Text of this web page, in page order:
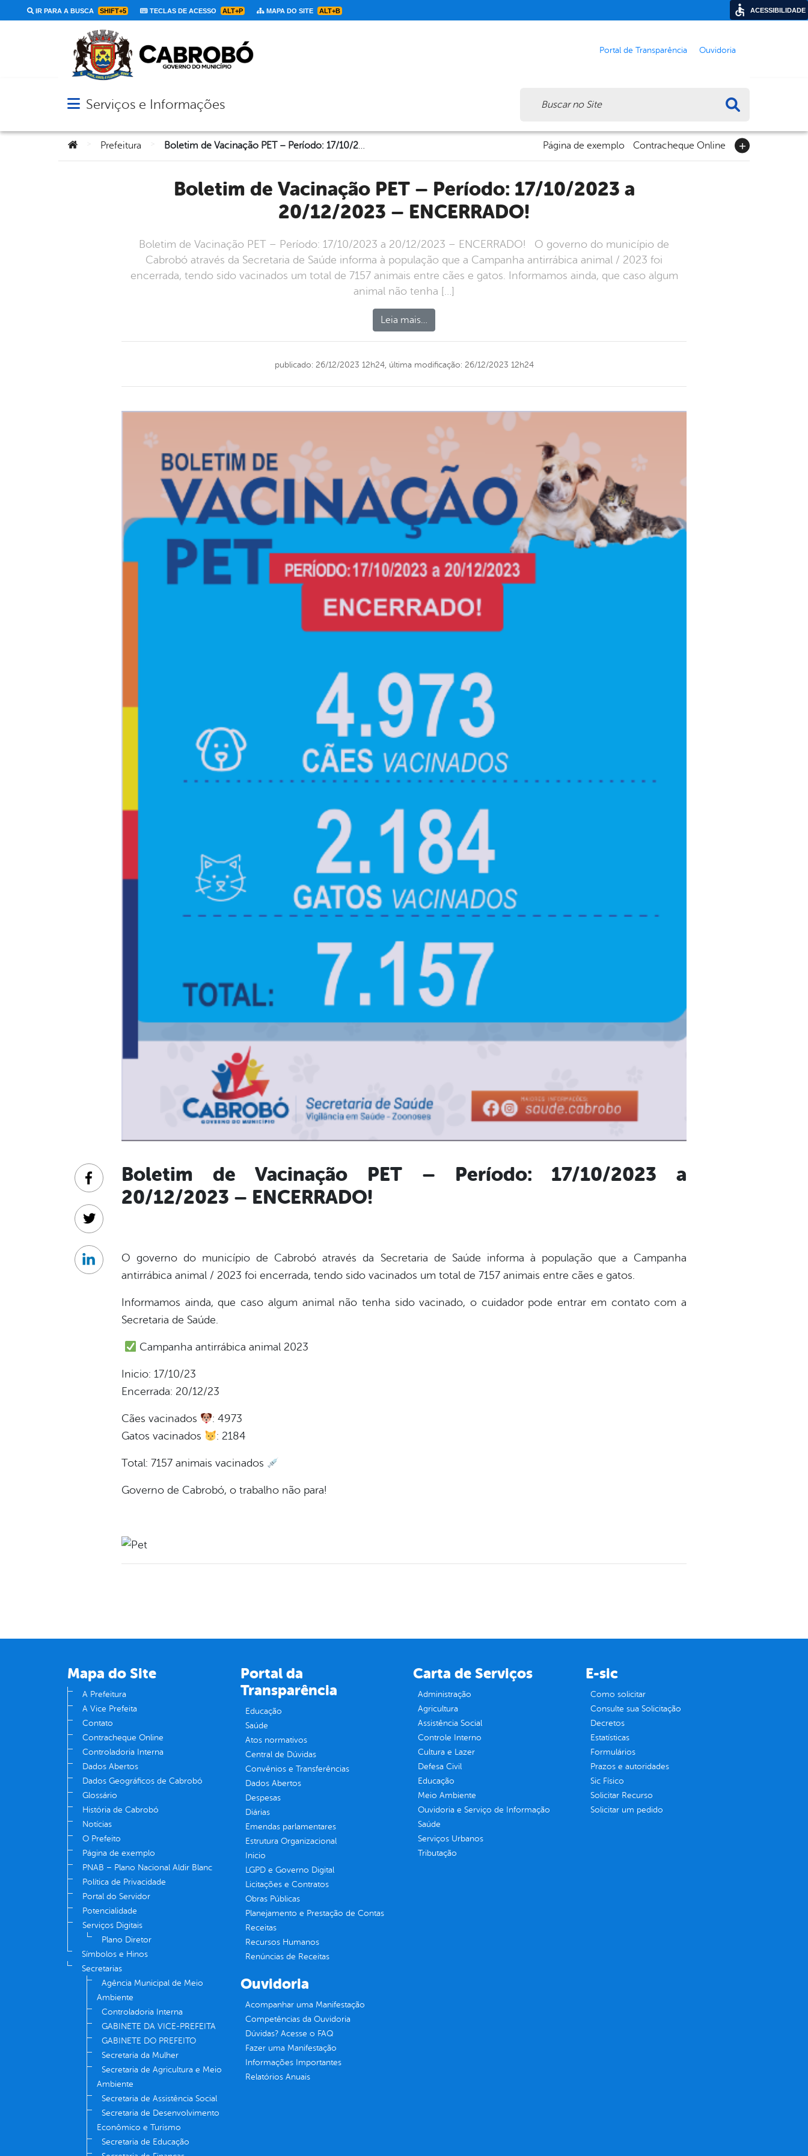
IR PARA A BUSCA SHIFT+5 TECLAS DE ACESSO ALT+P MAPA DO SITE ALT+B
Portal de Transparência Ouvidoria
Abrir menu principal de navegação
Serviços e Informações
Você está aqui:
Prefeitura Boletim de Vacinação PET – Período: 17/10/2023 a 20/12/2023 – ENCERRADO! Página de exemplo Contracheque Online
Boletim de Vacinação PET – Período: 17/10/2023 a
20/12/2023 – ENCERRADO!
Boletim de Vacinação PET – Período: 17/10/2023 a 20/12/2023 – ENCERRADO! O governo do município de
Cabrobó através da Secretaria de Saúde informa à população que a Campanha antirrábica animal / 2023 foi
encerrada, tendo sido vacinados um total de 7157 animais entre cães e gatos. Informamos ainda, que caso algum
animal não tenha […]
Leia mais…
publicado: 26/12/2023 12h24, última modificação: 26/12/2023 12h24
Boletim de Vacinação PET – Período: 17/10/2023 a
20/12/2023 – ENCERRADO!
O governo do município de Cabrobó através da Secretaria de Saúde informa à população que a Campanha
antirrábica animal / 2023 foi encerrada, tendo sido vacinados um total de 7157 animais entre cães e gatos.
Informamos ainda, que caso algum animal não tenha sido vacinado, o cuidador pode entrar em contato com a
Secretaria de Saúde.
Campanha antirrábica animal 2023
Inicio: 17/10/23
Encerrada: 20/12/23
Cães vacinados
: 4973
Gatos vacinados
: 2184
Total: 7157 animais vacinados
Governo de Cabrobó, o trabalho não para!
Facebook
Twitter
Linkedin
Mapa do Site
A Prefeitura
A Vice Prefeita
Contato
Contracheque Online
Controladoria Interna
Dados Abertos
Dados Geográficos de Cabrobó
Glossário
História de Cabrobó
Notícias
O Prefeito
Página de exemplo
PNAB – Plano Nacional Aldir Blanc
Política de Privacidade
Portal do Servidor
Potencialidade
Serviços Digitais
Plano Diretor
Símbolos e Hinos
Secretarias
Agência Municipal de Meio
Ambiente
Controladoria Interna
GABINETE DA VICE-PREFEITA
GABINETE DO PREFEITO
Secretaria da Mulher
Secretaria de Agricultura e Meio
Ambiente
Secretaria de Assistência Social
Secretaria de Desenvolvimento
Econômico e Turismo
Secretaria de Educação
Portal da
Transparência
Educação
Saúde
Atos normativos
Central de Dúvidas
Convênios e Transferências
Dados Abertos
Despesas
Diárias
Emendas parlamentares
Estrutura Organizacional
Inicio
LGPD e Governo Digital
Licitações e Contratos
Obras Públicas
Planejamento e Prestação de Contas
Receitas
Recursos Humanos
Renúncias de Receitas
Carta de Serviços
Administração
Agricultura
Assistência Social
Controle Interno
Cultura e Lazer
Defesa Civil
Educação
Meio Ambiente
Ouvidoria e Serviço de Informação
Saúde
Serviços Urbanos
Tributação
E-sic
Como solicitar
Consulte sua Solicitação
Decretos
Estatísticas
Formulários
Prazos e autoridades
Sic Físico
Solicitar Recurso
Solicitar um pedido
Ouvidoria
Acompanhar uma Manifestação
Competências da Ouvidoria
Dúvidas? Acesse o FAQ
Fazer uma Manifestação
Informações Importantes
Relatórios Anuais
ACESSIBILIDADE